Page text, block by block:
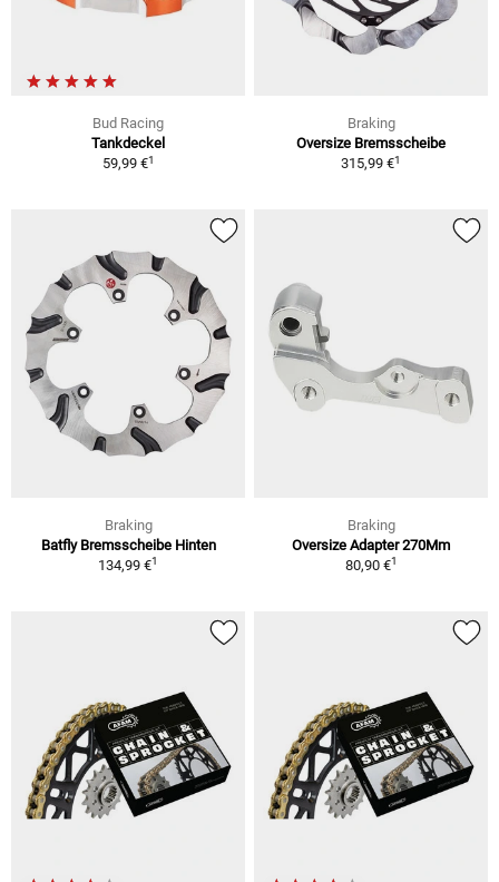
Bud Racing
Tankdeckel
59,99 €1
Braking
Oversize Bremsscheibe
315,99 €1
Braking
Batfly Bremsscheibe Hinten
134,99 €1
Braking
Oversize Adapter 270Mm
80,90 €1